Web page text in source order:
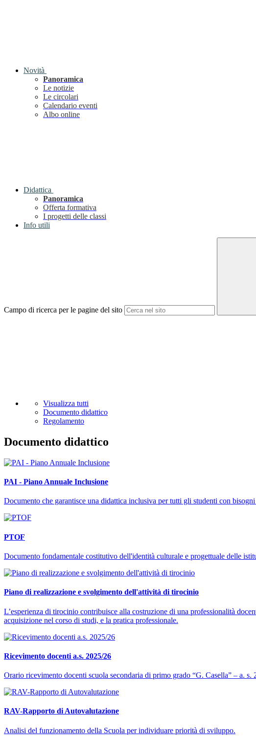
Novità
Panoramica
Le notizie
Le circolari
Calendario eventi
Albo online
Didattica
Panoramica
Offerta formativa
I progetti delle classi
Info utili
Campo di ricerca per le pagine del sito
Visualizza tutti
Documento didattico
Regolamento
Documento didattico
PAI - Piano Annuale Inclusione
Documento che garantisce una didattica inclusiva per tutti gli studenti con
PTOF
Documento fondamentale costitutivo dell'identità culturale e progettuale delle
Piano di realizzazione e svolgimento dell'attività di tirocinio
L’esperienza di tirocinio contribuisce alla costruzione di una professionalità
acquisizione nel corso di studi, e la pratica professionale.
Ricevimento docenti a.s. 2025/26
Orario ricevimento docenti scuola secondaria di primo grado “G. Casella” – a. s.
RAV-Rapporto di Autovalutazione
Analisi del funzionamento della Scuola per individuare priorità di sviluppo.